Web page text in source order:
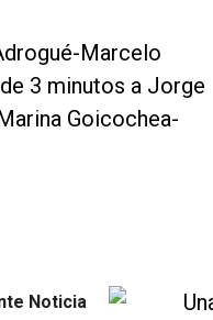
Marcelo
3 minutos a Jorge
Goicochea-
Noticia